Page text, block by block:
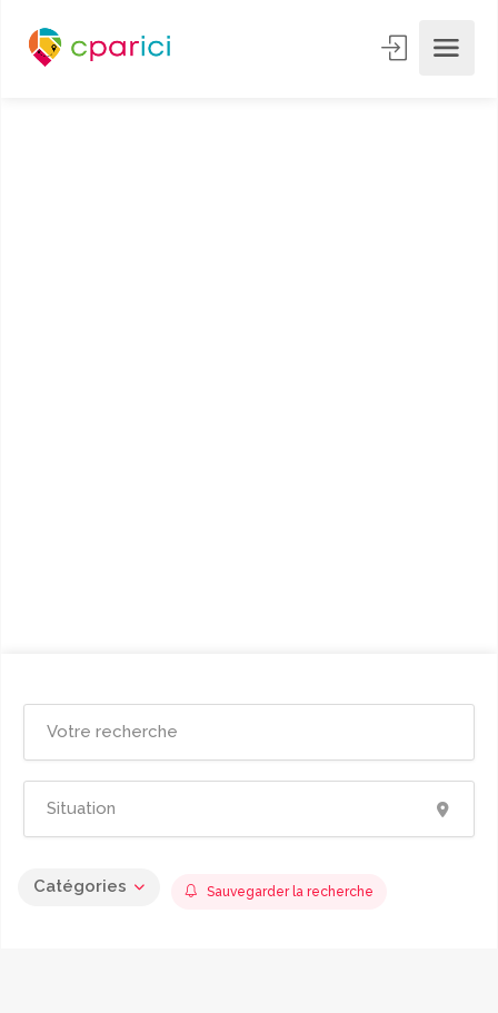
Catégories Sauvegarder la recherche